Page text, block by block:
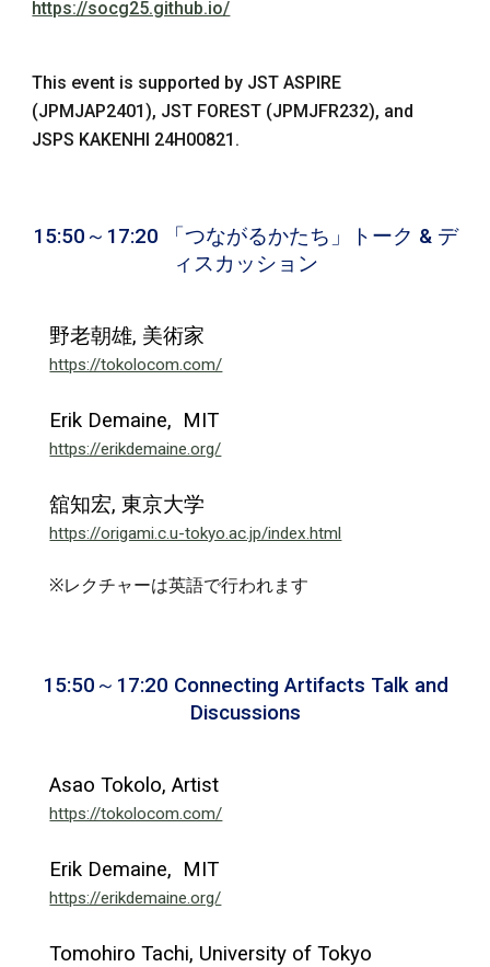
https://socg25.github.io/
This event is supported by JST ASPIRE
(JPMJAP2401), JST FOREST (JPMJFR232), and
JSPS KAKENHI 24H00821.
15:50～17:20 「 つながるかたち」トーク & デ
ィスカッション
野老朝雄, 美術家
https://tokolocom.com/
Erik Demaine, MIT
https://erikdemaine.org/
舘知宏, 東京大学
https://origami.c.u-tokyo.ac.jp/index.html
※レクチャーは英語で行われます
15:50～17:20 Connecting Artifacts Talk and
Discussions
Asao Tokolo, Artist
https://tokolocom.com/
Erik Demaine, MIT
https://erikdemaine.org/
Tomohiro Tachi, University of Tokyo